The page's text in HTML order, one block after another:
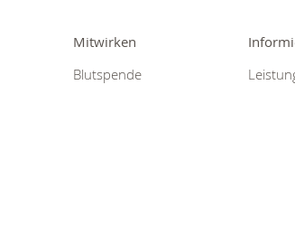
Mitwirken
Blutspende